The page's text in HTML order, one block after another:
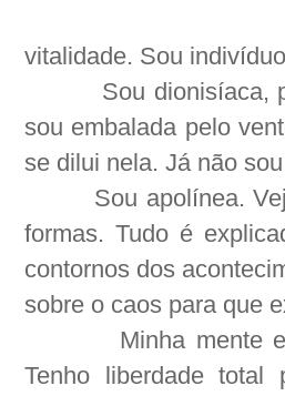
vitalidade. Sou
Sou dionisíaca,
sou embalada pelo
se dilui nela. Já não
Sou apolínea.
formas. Tudo é
contornos dos
sobre o caos para que
Minha mente
Tenho liberdade